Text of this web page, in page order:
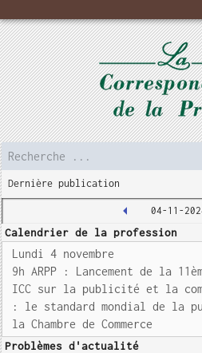
Dernière publication
04-11-
Calendrier de la profession
Lundi 4 novembre
9h ARPP : Lancement de la
ICC sur la publicité et la
: le standard mondial de la
la Chambre de Commerce
Problèmes d'actualité